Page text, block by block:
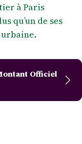
à Paris
qu’un de ses
Officiel